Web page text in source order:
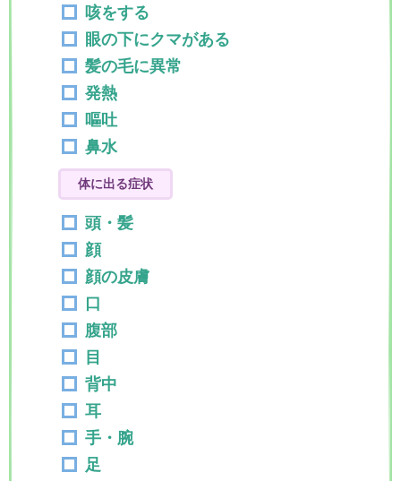
咳をする
眼の下にクマがある
髪の毛に異常
発熱
嘔吐
鼻水
体に出る症状
頭・髪
顔
顔の皮膚
口
腹部
目
背中
耳
手・腕
足